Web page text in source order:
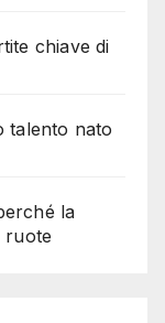
chiave di
talento nato
la
ruote